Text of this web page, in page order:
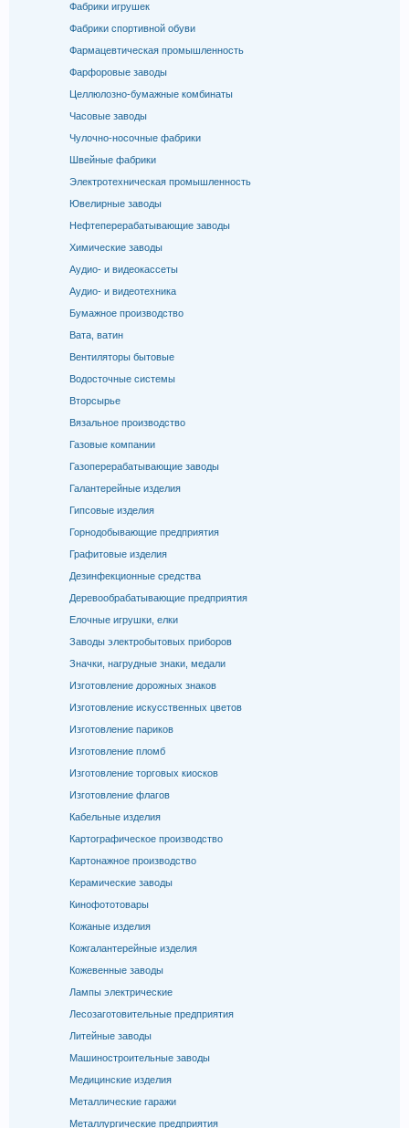
Фабрики игрушек
Фабрики спортивной обуви
Фармацевтическая промышленность
Фарфоровые заводы
Целлюлозно-бумажные комбинаты
Часовые заводы
Чулочно-носочные фабрики
Швейные фабрики
Электротехническая промышленность
Ювелирные заводы
Нефтеперерабатывающие заводы
Химические заводы
Аудио- и видеокассеты
Аудио- и видеотехника
Бумажное производство
Вата, ватин
Вентиляторы бытовые
Водосточные системы
Вторсырье
Вязальное производство
Газовые компании
Газоперерабатывающие заводы
Галантерейные изделия
Гипсовые изделия
Горнодобывающие предприятия
Графитовые изделия
Дезинфекционные средства
Деревообрабатывающие предприятия
Елочные игрушки, елки
Заводы электробытовых приборов
Значки, нагрудные знаки, медали
Изготовление дорожных знаков
Изготовление искусственных цветов
Изготовление париков
Изготовление пломб
Изготовление торговых киосков
Изготовление флагов
Кабельные изделия
Картографическое производство
Картонажное производство
Керамические заводы
Кинофототовары
Кожаные изделия
Кожгалантерейные изделия
Кожевенные заводы
Лампы электрические
Лесозаготовительные предприятия
Литейные заводы
Машиностроительные заводы
Медицинские изделия
Металлические гаражи
Металлургические предприятия